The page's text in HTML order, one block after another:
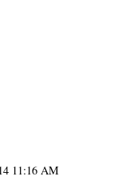
11:16 AM